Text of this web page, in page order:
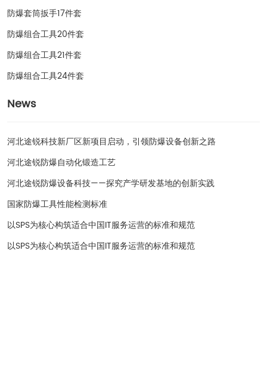
防爆套筒扳手17件套
防爆组合工具20件套
防爆组合工具21件套
防爆组合工具24件套
News
河北途锐科技新厂区新项目启动，引领防爆设备创新之路
河北途锐防爆自动化锻造工艺
河北途锐防爆设备科技——探究产学研发基地的创新实践
国家防爆工具性能检测标准
以SPS为核心构筑适合中国IT服务运营的标准和规范
以SPS为核心构筑适合中国IT服务运营的标准和规范